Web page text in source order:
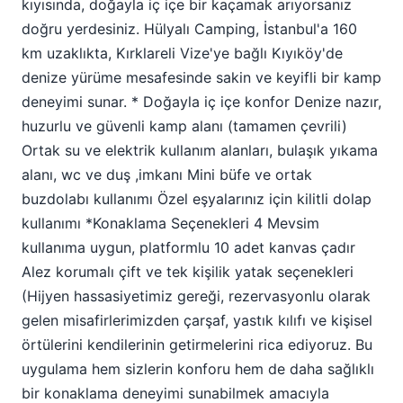
Bilgileri
Hülyalı Camping , Kırklareli’nin Vize ilçesine bağlı,
Karadeniz kıyısındaki şirin balıkçı kasabası
Kıyıköy'de yer almaktadır. Kıyıköy, Trakya'nın en
kuzeydoğu ucunda, Pabuç ve Kazandere derelerinin
Karadeniz'e döküldüğü noktada, doğal bir liman
özelliği taşıyan vadiler arasına kurulmuştur. Bölge,
genellikle ılıman Karadeniz ikliminin etkisi altındadır;
yazları serin, kışları ılıman ve yağışlı geçer. Rakım
olarak deniz seviyesine yakın olması, nemli ve ferah
bir hava sunar. Çevresi sık ormanlarla kaplı olan
Kıyıköy, biyolojik çeşitlilik açısından zengin bir
coğrafyaya sahiptir. Tesise ulaşım oldukça kolaydır.
İstanbul'dan özel araçla yaklaşık 2-2.5 saatlik bir
yolculukla ulaşılabilir. Kırklareli il merkezine ise
kıyısında, doğayla iç içe bir kaçamak arıyorsanız
doğru yerdesiniz. Hülyalı Camping, İstanbul'a 160
km uzaklıkta, Kırklareli Vize'ye bağlı Kıyıköy'de
denize yürüme mesafesinde sakin ve keyifli bir kamp
deneyimi sunar. * Doğayla iç içe konfor Denize nazır,
huzurlu ve güvenli kamp alanı (tamamen çevrili)
Ortak su ve elektrik kullanım alanları, bulaşık yıkama
alanı, wc ve duş ,imkanı Mini büfe ve ortak
buzdolabı kullanımı Özel eşyalarınız için kilitli dolap
kullanımı *Konaklama Seçenekleri 4 Mevsim
kullanıma uygun, platformlu 10 adet kanvas çadır
Alez korumalı çift ve tek kişilik yatak seçenekleri
(Hijyen hassasiyetimiz gereği, rezervasyonlu olarak
gelen misafirlerimizden çarşaf, yastık kılıfı ve kişisel
örtülerini kendilerinin getirmelerini rica ediyoruz. Bu
uygulama hem sizlerin konforu hem de daha sağlıklı
bir konaklama deneyimi sunabilmek amacıyla